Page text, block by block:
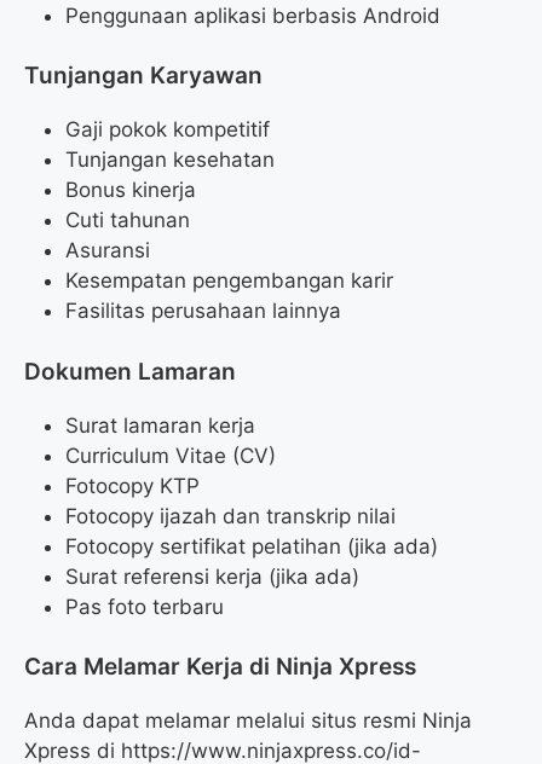
Penggunaan aplikasi berbasis Android
Tunjangan Karyawan
Gaji pokok kompetitif
Tunjangan kesehatan
Bonus kinerja
Cuti tahunan
Asuransi
Kesempatan pengembangan karir
Fasilitas perusahaan lainnya
Dokumen Lamaran
Surat lamaran kerja
Curriculum Vitae (CV)
Fotocopy KTP
Fotocopy ijazah dan transkrip nilai
Fotocopy sertifikat pelatihan (jika ada)
Surat referensi kerja (jika ada)
Pas foto terbaru
Cara Melamar Kerja di Ninja Xpress
Anda dapat melamar melalui situs resmi Ninja
Xpress di https://www.ninjaxpress.co/id-